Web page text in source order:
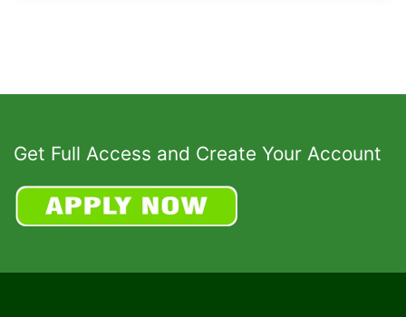
Get Full Access and Create Your Account